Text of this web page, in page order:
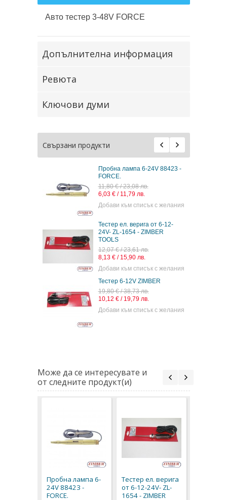
Авто тестер 3-48V FORCE
Допълнителна информация
Ревюта
Ключови думи
Свързани продукти
Пробна лампа 6-24V 88423 -
FORCE.
11,80 € / 23,08 лв.
6,03 € / 11,79 лв.
Добави към списък с желания
Тестер ел. верига от 6-12-
24V- ZL-1654 - ZIMBER
TOOLS
12,07 € / 23,61 лв.
8,13 € / 15,90 лв.
Добави към списък с желания
Тестер 6-12V ZIMBER
19,80 € / 38,73 лв.
10,12 € / 19,79 лв.
Добави към списък с желания
Може да се интересувате и
от следните продукт(и)
Пробна лампа 6-
24V 88423 -
FORCE.
Тестер ел. верига
от 6-12-24V- ZL-
1654 - ZIMBER